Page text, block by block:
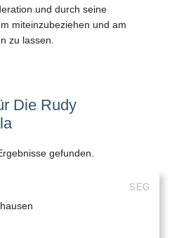
und durch seine
miteinzubeziehen und am
zu lassen.
Die Rudy
gefunden.
SEG